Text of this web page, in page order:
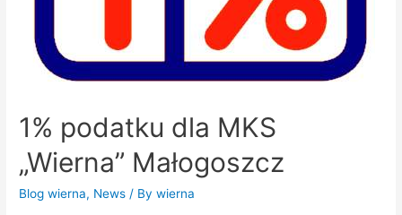
1% podatku dla MKS
„Wierna” Małogoszcz
Blog wierna, News / Bywierna